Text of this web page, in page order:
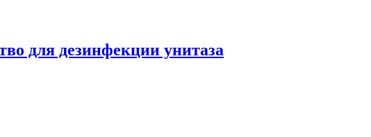
для дезинфекции унитаза